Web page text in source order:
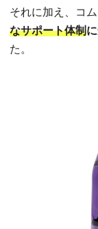
それに加え、コ
なサポート体制
た。